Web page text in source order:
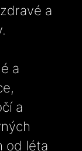
a
a
a
od léta